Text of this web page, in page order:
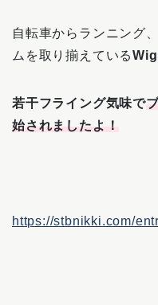
自転車からランニング
ムを取り揃えている
若干フライング気味で
始されましたよ！
https://stbnikki.com/